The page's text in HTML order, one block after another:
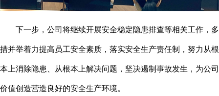
下一步，公司将继续开展安全稳定隐患排查等相关工作，多
措并举着力提高员工安全素质，落实安全生产责任制，努力从根
本上消除隐患、从根本上解决问题，坚决遏制事故发生，为公司
价值创造营造良好的安全生产环境。